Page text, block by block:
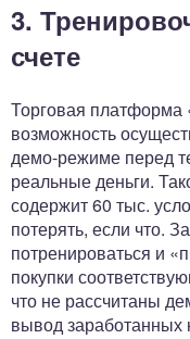
3.
счете
Торговая платформа
возможность
демо-режиме перед
реальные деньги.
содержит 60 тыс.
потерять, если что.
потренироваться и
покупки
что не рассчитаны
вывод заработанных